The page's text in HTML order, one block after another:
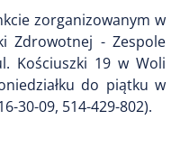
zorganizowanym w
Zdrowotnej - Zespole
Kościuszki 19 w Woli
do piątku w
30-09, 514-429-802).